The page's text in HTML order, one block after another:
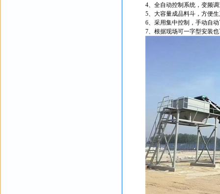
4、全自动控制系统，变频
5、大容量成品料斗，方便
6、采用集中控制，手动自
7、根据现场可一字型安装